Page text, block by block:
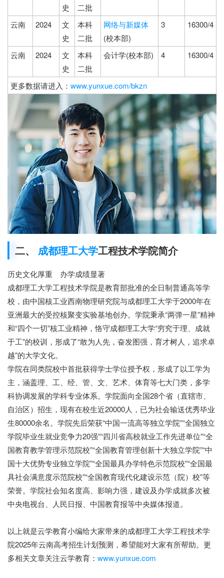
史
二批
云南 2024
文
史
本科
二批
网络与新媒体
(校本部)
3 16300/4
云南 2024
文
史
本科
二批
会计学(校本部) 4 16300/4
更多数据请进入： www.yunxue.com/bkzn
二、 成都理工大学工程技术学院简介
历史文化厚重 办学成绩显著
成都理工大学工程技术学院是教育部批准的全日制普通高等学
校，由中国核工业西南物理研究院与成都理工大学于2000年在
亚洲最大的受控核聚变实验基地创办。学院秉承“两弹一星”精神
和“四个一切”核工业精神，恪守成都理工大学“穷究于理、成就
于工”的校训，形成了“敢为人先，奋发图强，育才树人，追求卓
越”的大学文化。
学院在同类院校中首批获得学士学位授予权，形成了以工学为
主，涵盖理、工、经、管、文、艺术、体育等七大门类，多学
科协调发展的学科专业体系。学院面向全国28个省（直辖市、
自治区）招生，现有在校生近20000人，已为社会输送优秀毕业
生80000余名。学院先后荣获“中国一流高等独立学院”“全国独立
学院毕业生就业竞争力20强”“四川省高校就业工作先进单位”“全
国教育教学管理示范院校”“全国教育管理创新十大独立学院”“中
国十大优势专业独立学院”“全国最具办学特色示范院校”“全国最
具社会满意度示范院校”“全国教育现代化建设示范（院）校”等
荣誉。学院社会知名度高、影响力强，建设及办学成就多次被
中央电视台、人民日报、中国教育报等中央媒体报道。
以上就是云学教育小编给大家带来的成都理工大学工程技术学
院2025年云南高考招生计划预测，希望能对大家有所帮助。更
多相关文章关注云学教育： www.yunxue.com